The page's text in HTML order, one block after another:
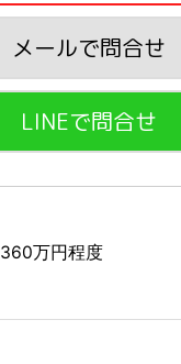
メールで問合せ
LINEで問合せ
360万円程度